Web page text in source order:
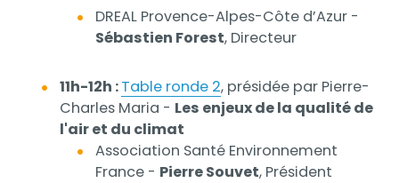
DREAL Provence-Alpes-Côte d’Azur -
Sébastien Forest, Directeur
11h-12h :Table ronde 2, présidée par Pierre-
Charles Maria - Les enjeux de la qualité de
l'air et du climat
Association Santé Environnement
France - Pierre Souvet, Président